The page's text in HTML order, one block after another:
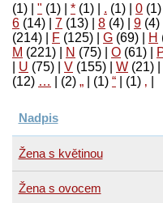
(1) " (1) * (1) . (1) 0 (1)
6 (14) 7 (13) 8 (4) 9 (4)
(214)
F (125) G (69) H
M (221) N (75) O (61)
U (75) V (155) W (21)
‚
(1)
“
(1)
„
(2)
…
(12)
Nadpis
Žena s květinou
Žena s ovocem